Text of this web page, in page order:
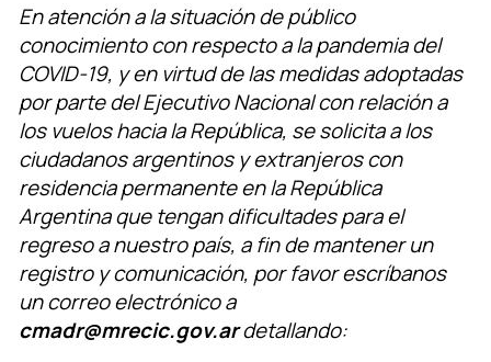
En atención a la situación de público
conocimiento con respecto a la pandemia del
COVID-19, y en virtud de las medidas adoptadas
por parte del Ejecutivo Nacional con relación a
los vuelos hacia la República, se solicita a los
ciudadanos argentinos y extranjeros con
residencia permanente en la República
Argentina que tengan dificultades para el
regreso a nuestro país, a fin de mantener un
registro y comunicación, por favor escríbanos
un correo electrónico a
cmadr@mrecic.gov.ardetallando: